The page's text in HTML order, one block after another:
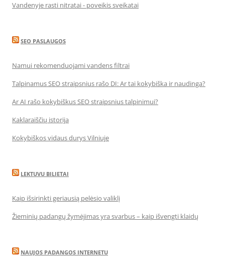
Vandenyje rasti nitratai - poveikis sveikatai
SEO PASLAUGOS
Namui rekomenduojami vandens filtrai
Talpinamus SEO straipsnius rašo DI: Ar tai kokybiška ir naudinga?
Ar AI rašo kokybiškus SEO straipsnius talpinimui?
Kaklaraiščių istorija
Kokybiškos vidaus durys Vilniuje
LEKTUVU BILIETAI
Kaip išsirinkti geriausią pelėsio valiklį
Žieminių padangų žymėjimas yra svarbus – kaip išvengti klaidų
NAUJOS PADANGOS INTERNETU